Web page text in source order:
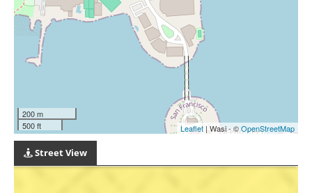
200 m
500 ft
Leaflet | Wasi - ©OpenStreetMap
Street View